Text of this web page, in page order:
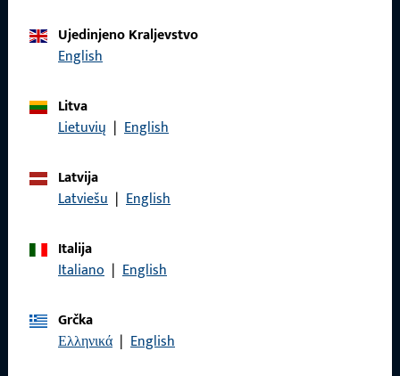
Obratite nam se
Ujedinjeno Kraljevstvo
English
Litva
Lietuvių | English
Latvija
Latviešu | English
Italija
Italiano | English
Grčka
Ελληνικά | English
Zaštita podataka